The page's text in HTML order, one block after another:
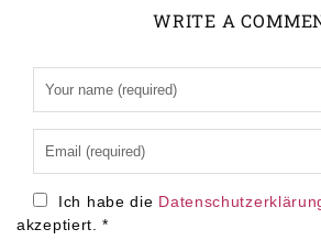
WRITE A
Ich habe die
akzeptiert.
*